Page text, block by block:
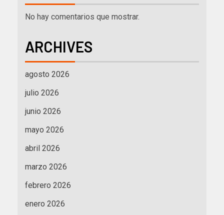
No hay comentarios que mostrar.
ARCHIVES
agosto 2026
julio 2026
junio 2026
mayo 2026
abril 2026
marzo 2026
febrero 2026
enero 2026